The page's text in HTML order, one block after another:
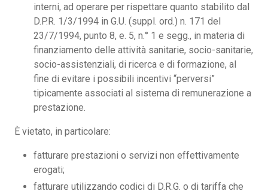
interni, ad operare per rispettare quanto stabilito dal
D.P.R. 1/3/1994 in G.U. (suppl. ord.) n. 171 del
23/7/1994, punto 8, e. 5, n.° 1 e segg., in materia di
finanziamento delle attività sanitarie, socio-sanitarie,
socio-assistenziali, di ricerca e di formazione, al
fine di evitare i possibili incentivi “perversi”
tipicamente associati al sistema di remunerazione a
prestazione.
È vietato, in particolare:
fatturare prestazioni o servizi non effettivamente
erogati;
fatturare utilizzando codici di D.R.G. o di tariffa che